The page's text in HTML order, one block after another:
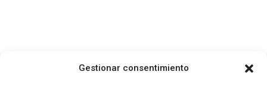
Gestionar consentimiento